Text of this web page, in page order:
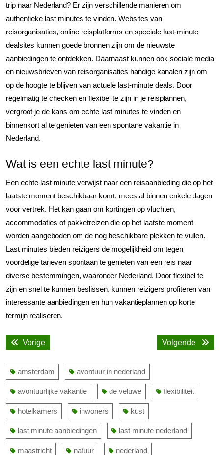
trip naar Nederland? Er zijn verschillende manieren om
authentieke last minutes te vinden. Websites van
reisorganisaties, online reisplatforms en speciale last-minute
dealsites kunnen goede bronnen zijn om de nieuwste
aanbiedingen te ontdekken. Daarnaast kunnen ook sociale media
en nieuwsbrieven van reisorganisaties handige kanalen zijn om
op de hoogte te blijven van actuele last-minute deals. Door
regelmatig te checken en flexibel te zijn in je reisplannen,
vergroot je de kans om echte last minutes te vinden en
binnenkort al te genieten van een spontane vakantie in
Nederland.
Wat is een echte last minute?
Een echte last minute verwijst naar een reisaanbieding die op het
laatste moment beschikbaar komt, meestal binnen enkele dagen
voor vertrek. Het kan gaan om kortingen op vluchten,
accommodaties of pakketreizen die op het laatste moment
worden aangeboden om de nog beschikbare plekken te vullen.
Last minutes bieden reizigers de mogelijkheid om tegen
voordelige tarieven spontaan te genieten van een reis naar
diverse bestemmingen, waaronder Nederland. Door flexibel te
zijn en snel te kunnen beslissen, kunnen reizigers profiteren van
interessante aanbiedingen en hun vakantieplannen op korte
termijn realiseren.
Bericht
navigatie
VorigeVorige
Volgende
amsterdam avontuur in nederland
avontuurlijke vakantie de veluwe flexibiliteit
hotelkamers inwoners kust
last minute aanbiedingen last minute nederland
maastricht natuur nederland